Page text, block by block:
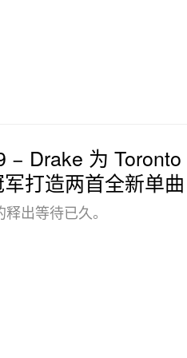
− Drake 为 Toronto
打造两首全新单曲
出等待已久。